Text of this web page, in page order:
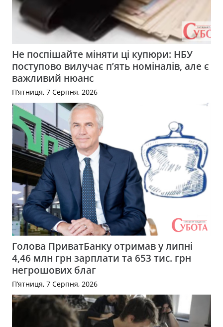
Не поспішайте міняти ці купюри: НБУ
поступово вилучає п’ять номіналів, але є
важливий нюанс
П’ятниця, 7 Серпня, 2026
Голова ПриватБанку отримав у липні
4,46 млн грн зарплати та 653 тис. грн
негрошових благ
П’ятниця, 7 Серпня, 2026